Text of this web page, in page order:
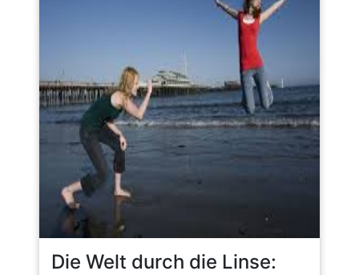
Die Welt durch die Linse: